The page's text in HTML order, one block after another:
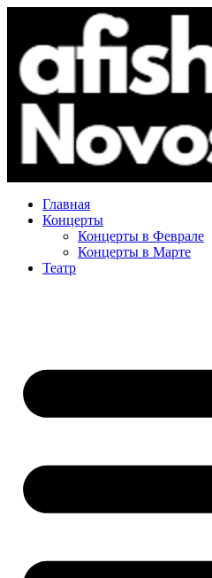
Главная
Концерты
Концерты в Феврале
Концерты в Марте
Театр